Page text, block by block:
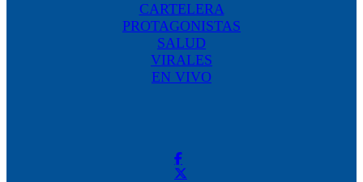
CARTELERA
PROTAGONISTAS
SALUD
VIRALES
EN VIVO